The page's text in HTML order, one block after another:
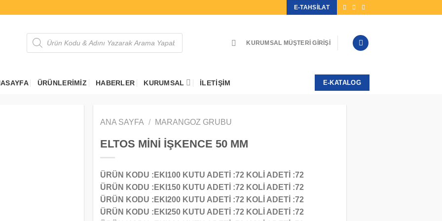
E-TAHSILAT
Products
search
KURUMSAL MÜŞTERI GIRIŞI
ÜRÜNLERIMIZ HABERLER KURUMSAL İLETIŞIM E-KATALOG
ANA SAYFA / MARANGOZ GRUBU
ELTOS MİNİ İŞKENCE 50 MM
ÜRÜN KODU :EKI100 KUTU ADETİ :72 KOLİ ADETİ :72
ÜRÜN KODU :EKI150 KUTU ADETİ :72 KOLİ ADETİ :72
ÜRÜN KODU :EKI200 KUTU ADETİ :72 KOLİ ADETİ :72
ÜRÜN KODU :EKI250 KUTU ADETİ :72 KOLİ ADETİ :72